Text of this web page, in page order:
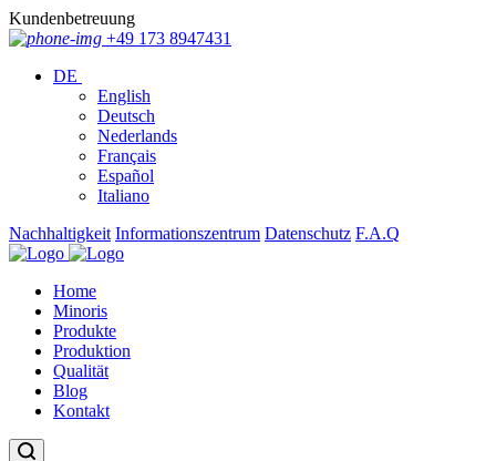
Kundenbetreuung
+49 173 8947431
DE
English
Deutsch
Nederlands
Français
Español
Italiano
Nachhaltigkeit Informationszentrum Datenschutz F.A.Q
Home
Minoris
Produkte
Produktion
Qualität
Blog
Kontakt